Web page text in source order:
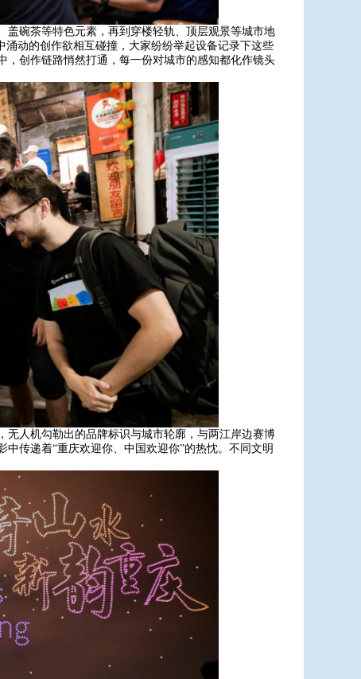
碗茶等特色元素，再到穿楼轻轨、顶层观景等城市地
动的创作欲相互碰撞，大家纷纷举起设备记录下这些
创作链路悄然打通，每一份对城市的感知都化作镜头
无人机勾勒出的品牌标识与城市轮廓，与两江岸边赛博
传递着“重庆欢迎你、中国欢迎你”的热忱。不同文明